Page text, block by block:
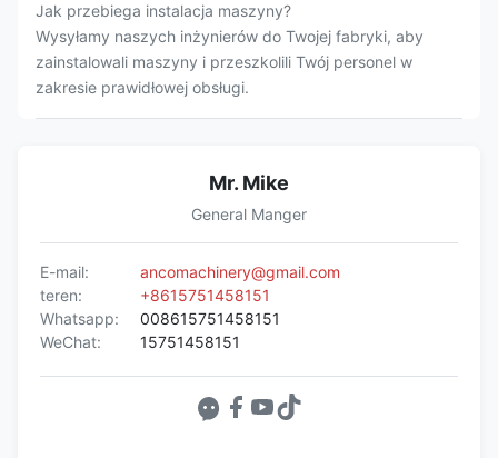
Jak przebiega instalacja maszyny?
Wysyłamy naszych inżynierów do Twojej fabryki, aby
zainstalowali maszyny i przeszkolili Twój personel w
zakresie prawidłowej obsługi.
Mr. Mike
General Manger
E-mail:
ancomachinery@gmail.com
teren:
+8615751458151
Whatsapp:
008615751458151
WeChat:
15751458151